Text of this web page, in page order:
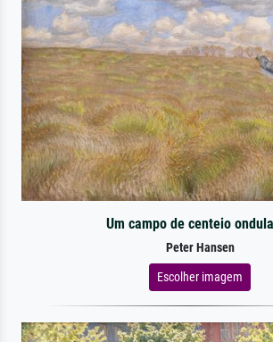
Um campo de centeio
Peter Hansen
Escolher imagem